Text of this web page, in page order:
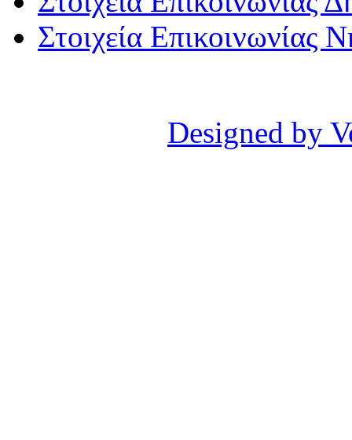
Στοιχεία Επικοινωνίας
Designed by